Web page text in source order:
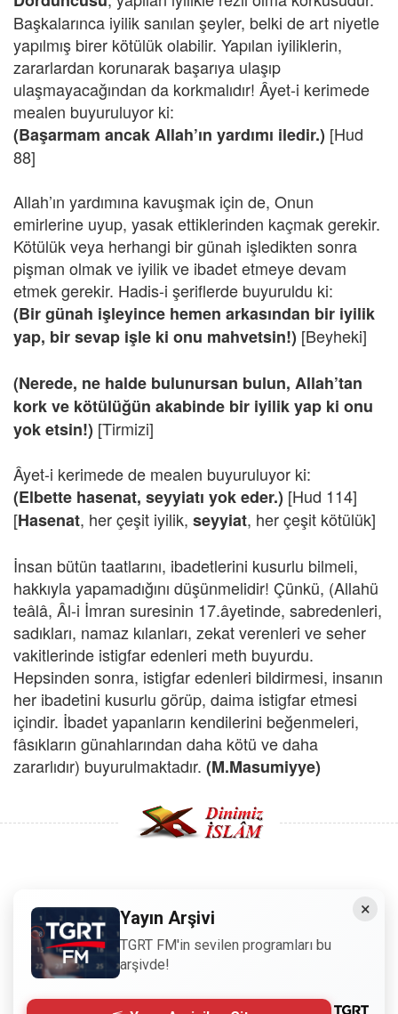
Başkalarınca iyilik sanılan şeyler, belki de art niyetle
yapılmış birer kötülük olabilir. Yapılan iyiliklerin,
zararlardan korunarak başarıya ulaşıp
ulaşmayacağından da korkmalıdır! Âyet-i kerimede
mealen buyuruluyor ki:
(Başarmam ancak Allah’ın yardımı iledir.) [Hud
88]
Allah’ın yardımına kavuşmak için de, Onun
emirlerine uyup, yasak ettiklerinden kaçmak gerekir.
Kötülük veya herhangi bir günah işledikten sonra
pişman olmak ve iyilik ve ibadet etmeye devam
etmek gerekir. Hadis-i şeriflerde buyuruldu ki:
(Bir günah işleyince hemen arkasından bir iyilik
yap, bir sevap işle ki onu mahvetsin!) [Beyheki]
(Nerede, ne halde bulunursan bulun, Allah’tan
kork ve kötülüğün akabinde bir iyilik yap ki onu
yok etsin!) [Tirmizi]
Âyet-i kerimede de mealen buyuruluyor ki:
(Elbette hasenat, seyyiatı yok eder.) [Hud 114]
[Hasenat, her çeşit iyilik, seyyiat, her çeşit kötülük]
İnsan bütün taatlarını, ibadetlerini kusurlu bilmeli,
hakkıyla yapamadığını düşünmelidir! Çünkü, (Allahü
teâlâ, Âl-i İmran suresinin 17.âyetinde, sabredenleri,
sadıkları, namaz kılanları, zekat verenleri ve seher
vakitlerinde istigfar edenleri meth buyurdu.
Hepsinden sonra, istigfar edenleri bildirmesi, insanın
her ibadetini kusurlu görüp, daima istigfar etmesi
içindir. İbadet yapanların kendilerini beğenmeleri,
fâsıkların günahlarından daha kötü ve daha
zararlıdır) buyurulmaktadır. (M.Masumiyye)
Sitemizdeki bilgiler, bütün insanların istifadesi için
hazırlanmıştır. Orijinaline sadık kalmak şartıyla, izin
almaya gerek kalmadan, herkes istediği gibi alıp istifade
edebilir.
×
Yayın Arşivi
TGRT FM'in sevilen programları bu
arşivde!